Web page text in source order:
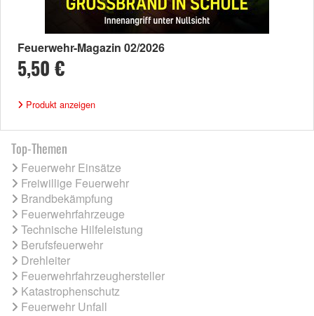
Feuerwehr-Magazin 02/2026
5,50 €
Produkt anzeigen
Top-Themen
Feuerwehr Einsätze
Freiwillige Feuerwehr
Brandbekämpfung
Feuerwehrfahrzeuge
Technische Hilfeleistung
Berufsfeuerwehr
Drehleiter
Feuerwehrfahrzeughersteller
Katastrophenschutz
Feuerwehr Unfall